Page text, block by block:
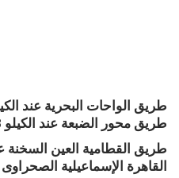
طريق الواحات البحرية عند الكيلو
طريق محور الضبعة عند الكيلو 58
طريق القطامية العين السخنة عند
القاهرة الإسماعيلية الصحراوى